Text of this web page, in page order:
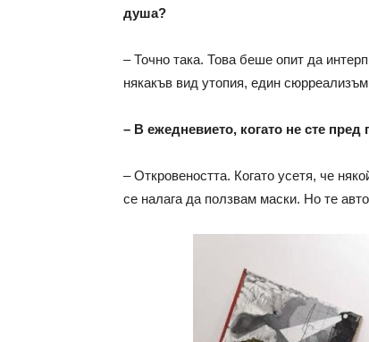
душа?
– Точно така. Това беше опит да
някакъв вид утопия, един
– В ежедневието, когато не сте
– Откровеността. Когато усетя, че
се налага да ползвам маски. Но те